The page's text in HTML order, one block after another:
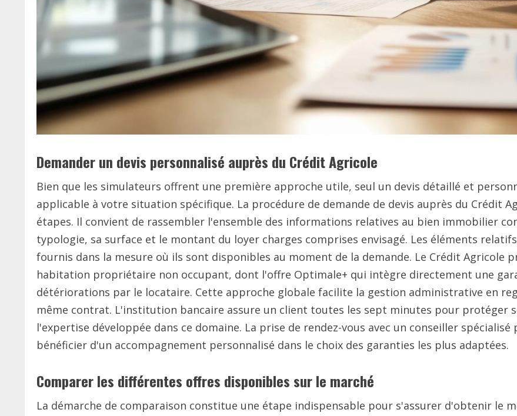
Demander un devis personnalisé auprès du Crédit Agricole
Bien que les simulateurs offrent une première approche utile, seul un devis détaillé et
applicable à votre situation spécifique. La procédure de demande de devis auprès du Crédit
étapes. Il convient de rassembler l'ensemble des informations relatives au bien immobilier
typologie, sa surface et le montant du loyer charges comprises envisagé. Les éléments
fournis dans la mesure où ils sont disponibles au moment de la demande. Le Crédit Agricole
habitation propriétaire non occupant, dont l'offre Optimale+ qui intègre directement une
détériorations par le locataire. Cette approche globale facilite la gestion administrative en
même contrat. L'institution bancaire assure un client toutes les sept minutes pour protéger
l'expertise développée dans ce domaine. La prise de rendez-vous avec un conseiller
bénéficier d'un accompagnement personnalisé dans le choix des garanties les plus adaptées.
Comparer les différentes offres disponibles sur le marché
La démarche de comparaison constitue une étape indispensable pour s'assurer d'obtenir le